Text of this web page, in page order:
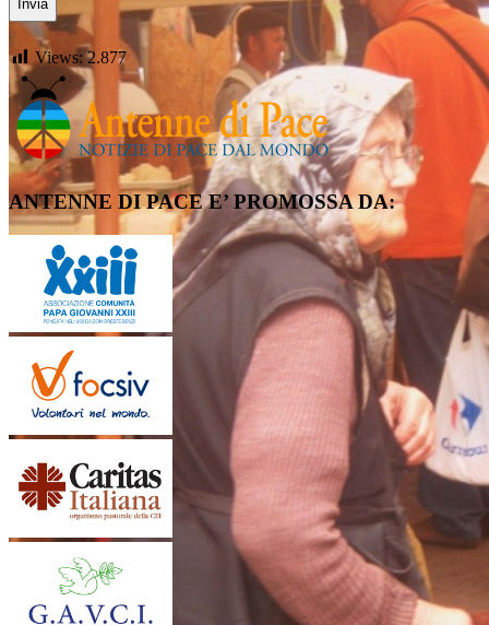
Views: 2.877
ANTENNE DI PACE E’ PROMOSSA DA: